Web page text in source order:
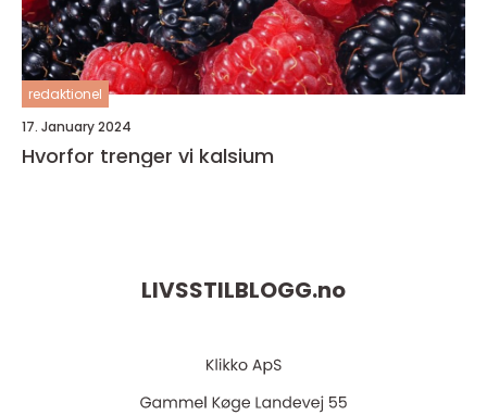
redaktionel
17. January 2024
Hvorfor trenger vi kalsium
LIVSSTILBLOGG.no